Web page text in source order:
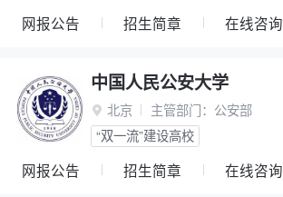
网报公告 招生简章 在线咨询
中国人民公安大学
 北京 主管部门： 公安部
“双一流”建设高校
网报公告 招生简章 在线咨询